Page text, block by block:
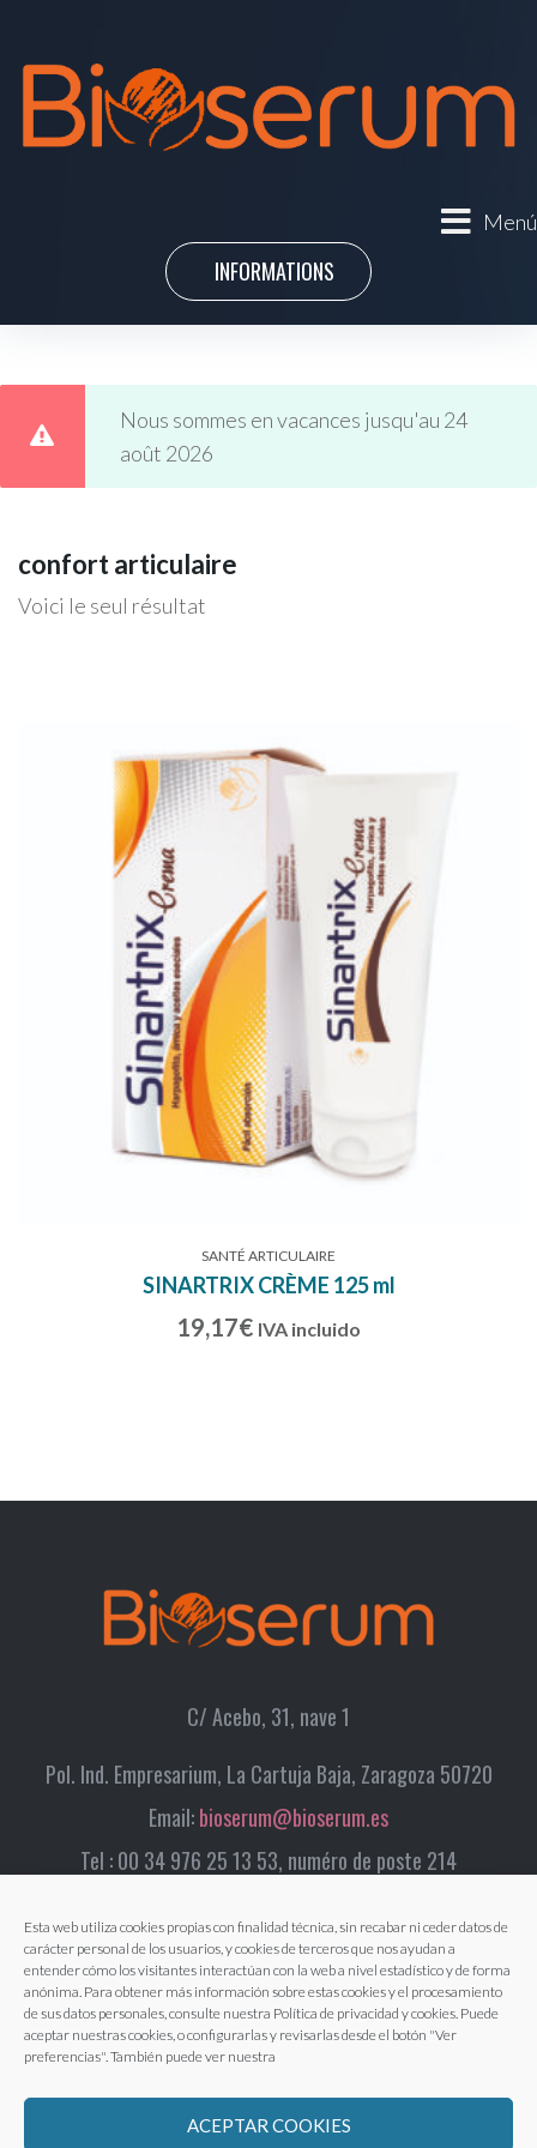
Esta web utiliza cookies propias con finalidad técnica, sin recabar ni ceder datos de
carácter personal de los usuarios, y cookies de terceros que nos ayudan a
entender cómo los visitantes interactúan con la web a nivel estadístico y de forma
anónima. Para obtener más información sobre estas cookies y el procesamiento
de sus datos personales, consulte nuestra Política de privacidad y cookies. Puede
aceptar nuestras cookies, o configurarlas y revisarlas desde el botón "Ver
preferencias". También puede ver nuestra
ACEPTAR COOKIES
Menú
INFORMATIONS
Nous sommes en vacances jusqu'au 24
août 2026
confort articulaire
Voici le seul résultat
SANTÉ ARTICULAIRE
SINARTRIX CRÈME 125 ml
19,17€ IVA incluido
C/ Acebo, 31, nave 1
Pol. Ind. Empresarium, La Cartuja Baja, Zaragoza 50720
Email:bioserum@bioserum.es
Tel : 00 34 976 25 13 53, numéro de poste 214